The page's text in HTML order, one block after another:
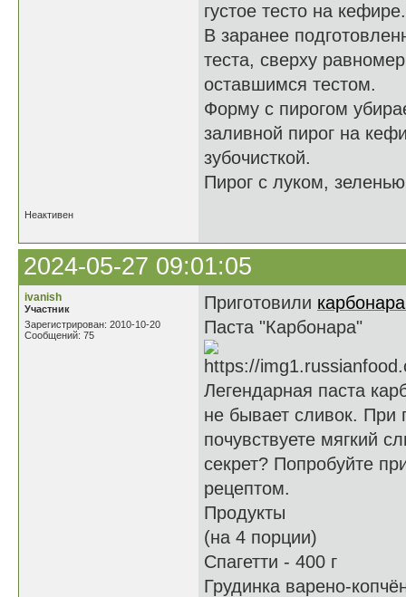
густое тесто на кефире.
В заранее
теста, сверху
оставшимся тестом.
Форму с пирогом
заливной пирог на
зубочисткой.
Пирог с луком,
Неактивен
2024-05-27 09:01:05
ivanish
Участник
Зарегистрирован: 2010-10-20
Сообщений: 75
Приготовили
Паста "Карбонара"
Легендарная паста
не бывает сливок. При
почувствуете мягкий
секрет? Попробуйте
рецептом.
Продукты
(на 4 порции)
Спагетти - 400 г
Грудинка варено-